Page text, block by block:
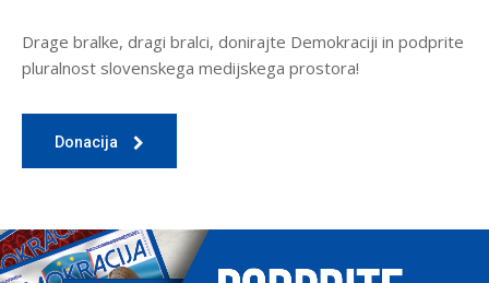
Drage bralke, dragi bralci, donirajte Demokraciji in podprite
pluralnost slovenskega medijskega prostora!
Donacija